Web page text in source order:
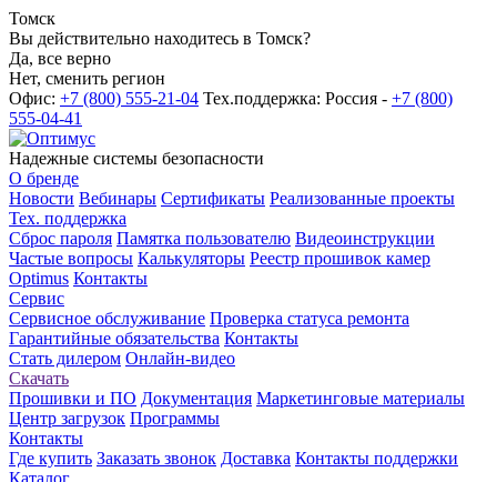
Томск
Вы действительно находитесь в Томск?
Да, все верно
Нет, сменить регион
Офис: +7 (800) 555-21-04 Тех.поддержка: Россия - +7 (800)
555-04-41
Надежные системы безопасности
О бренде
Новости Вебинары Сертификаты Реализованные проекты
Тех. поддержка
Сброс пароля Памятка пользователю Видеоинструкции
Частые вопросы Калькуляторы Реестр прошивок камер
Optimus Контакты
Сервис
Сервисное обслуживание Проверка статуса ремонта
Гарантийные обязательства Контакты
Стать дилером Онлайн-видео
Скачать
Прошивки и ПО Документация Маркетинговые материалы
Центр загрузок Программы
Контакты
Где купить Заказать звонок Доставка Контакты поддержки
Каталог